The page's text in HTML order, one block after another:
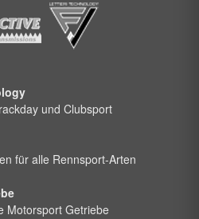
und Clubsport
für alle Rennsport-Arten
Motorsport Getriebe